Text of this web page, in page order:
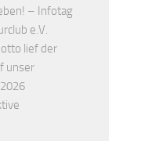
– Infotag
e.V.
lief der
unser